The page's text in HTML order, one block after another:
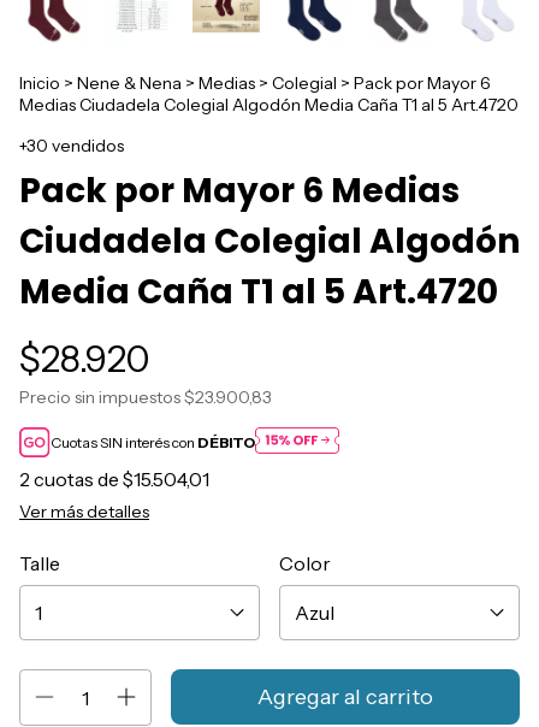
Inicio > Nene & Nena > Medias > Colegial > Pack por Mayor 6
Medias Ciudadela Colegial Algodón Media Caña T1 al 5 Art.4720
+30 vendidos
Pack por Mayor 6 Medias
Ciudadela Colegial Algodón
Media Caña T1 al 5 Art.4720
$28.920
Precio sin impuestos$23.900,83
Cuotas SIN interés con DÉBITO
2 cuotas de $15.504,01
Ver más detalles
Talle Color